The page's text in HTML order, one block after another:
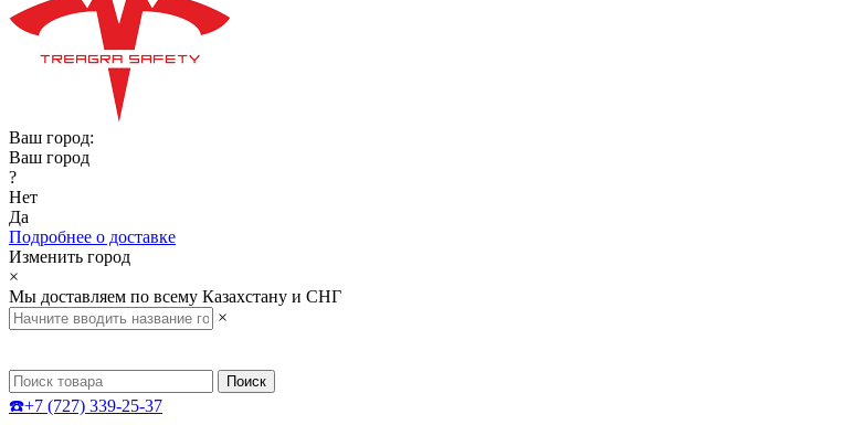
Ваш город:
Ваш город
?
Нет
Да
Подробнее о доставке
Изменить город
×
Мы доставляем по всему Казахстану и СНГ
×
Поиск
☎️+7 (727) 339-25-37